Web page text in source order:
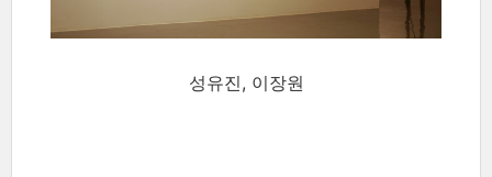
성유진, 이장원